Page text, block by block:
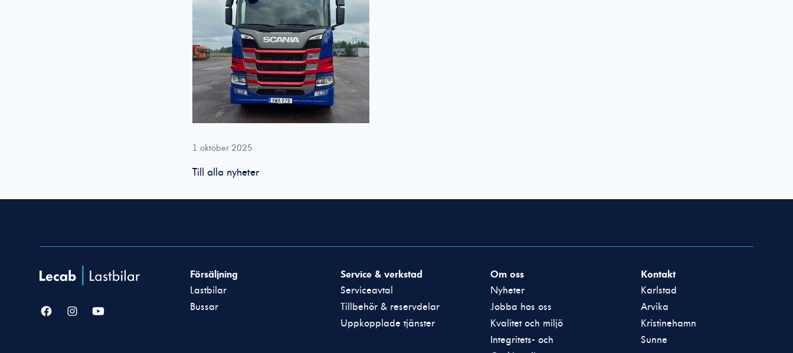
1 oktober 2025
Till alla nyheter
Försäljning
Lastbilar
Bussar
Service & verkstad
Serviceavtal
Tillbehör & reservdelar
Uppkopplade tjänster
Om oss
Nyheter
Jobba hos oss
Kvalitet och miljö
Integritets- och
Kontakt
Karlstad
Arvika
Kristinehamn
Sunne
Nödvändiga
behövs för att
huvud taget
Statistik